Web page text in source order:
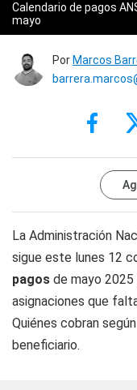
Calendario de pagos
mayo
Por Marcos
La Administración
sigue este lunes 12
pagos de mayo
asignaciones que
Quiénes cobran
beneficiario.